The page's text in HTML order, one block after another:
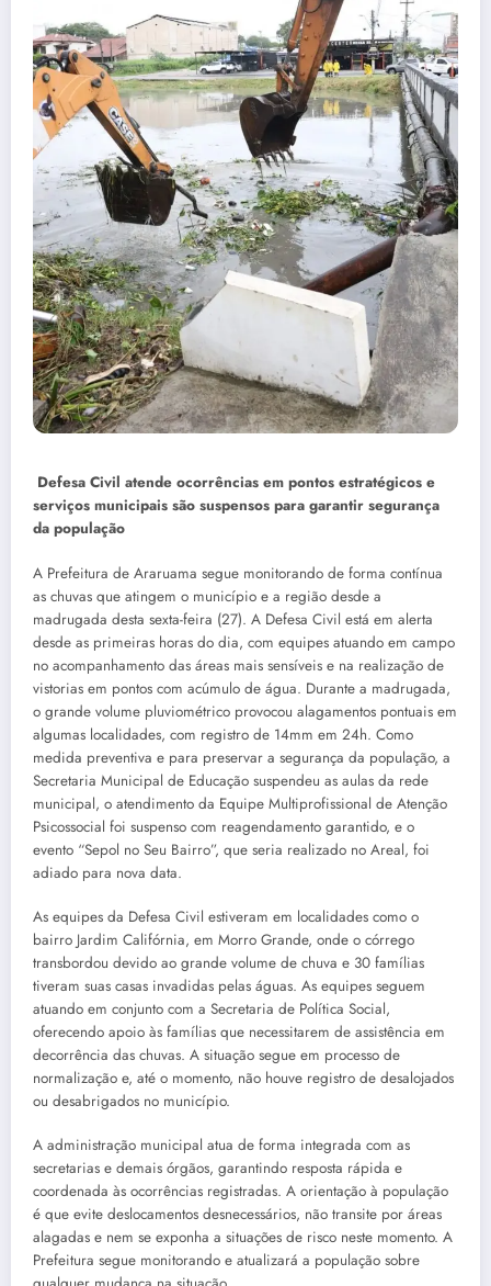
Defesa Civil atende ocorrências em pontos estratégicos e
serviços municipais são suspensos para garantir segurança
da população
A Prefeitura de Araruama segue monitorando de forma contínua
as chuvas que atingem o município e a região desde a
madrugada desta sexta-feira (27). A Defesa Civil está em alerta
desde as primeiras horas do dia, com equipes atuando em campo
no acompanhamento das áreas mais sensíveis e na realização de
vistorias em pontos com acúmulo de água. Durante a madrugada,
o grande volume pluviométrico provocou alagamentos pontuais em
algumas localidades, com registro de 14mm em 24h. Como
medida preventiva e para preservar a segurança da população, a
Secretaria Municipal de Educação suspendeu as aulas da rede
municipal, o atendimento da Equipe Multiprofissional de Atenção
Psicossocial foi suspenso com reagendamento garantido, e o
evento “Sepol no Seu Bairro”, que seria realizado no Areal, foi
adiado para nova data.
As equipes da Defesa Civil estiveram em localidades como o
bairro Jardim Califórnia, em Morro Grande, onde o córrego
transbordou devido ao grande volume de chuva e 30 famílias
tiveram suas casas invadidas pelas águas. As equipes seguem
atuando em conjunto com a Secretaria de Política Social,
oferecendo apoio às famílias que necessitarem de assistência em
decorrência das chuvas. A situação segue em processo de
normalização e, até o momento, não houve registro de desalojados
ou desabrigados no município.
A administração municipal atua de forma integrada com as
secretarias e demais órgãos, garantindo resposta rápida e
coordenada às ocorrências registradas. A orientação à população
é que evite deslocamentos desnecessários, não transite por áreas
alagadas e nem se exponha a situações de risco neste momento. A
Prefeitura segue monitorando e atualizará a população sobre